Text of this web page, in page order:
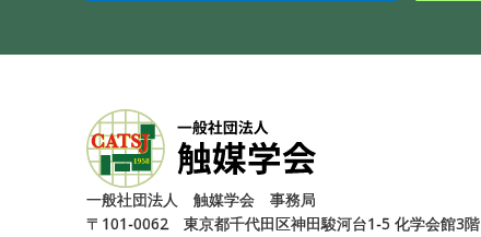
⼀般社団法⼈ 触媒学会 事務局
〒101-0062 東京都千代⽥区神⽥駿河台1-5 化学会館3階